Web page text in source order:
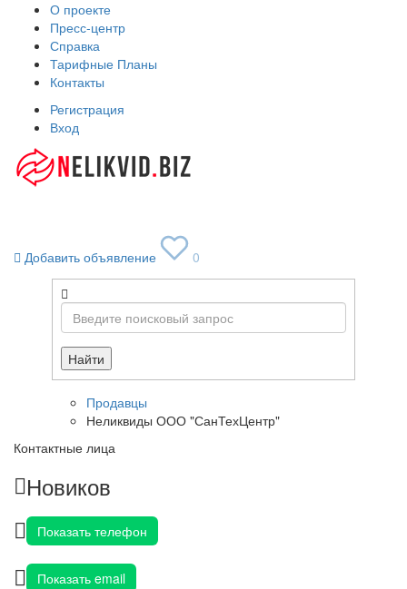
О проекте
Пресс-центр
Справка
Тарифные Планы
Контакты
Регистрация
Вход
Добавить объявление
0
Найти
Продавцы
Неликвиды ООО "СанТехЦентр"
Контактные лица
Новиков
Показать телефон
Показать email